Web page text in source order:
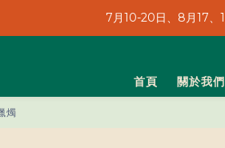
7月10-20日、8月17、
7月10-20日、8月17、
7月10-20日、8月17
首頁 關於我們
燭